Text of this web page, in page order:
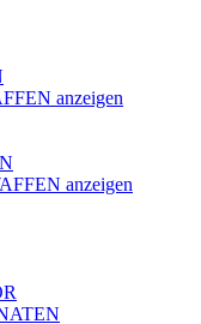
anzeigen
anzeigen